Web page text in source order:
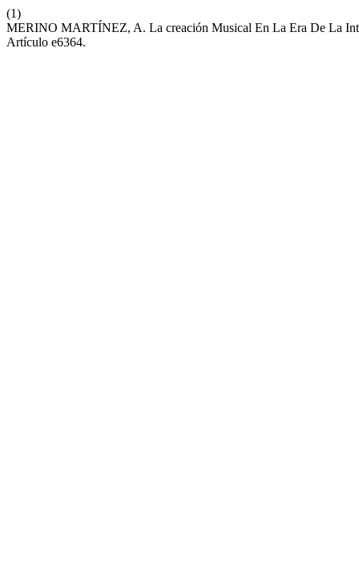
(1)
MERINO MARTÍNEZ, A. La creación Musical En La Era De La
Artículo e6364.